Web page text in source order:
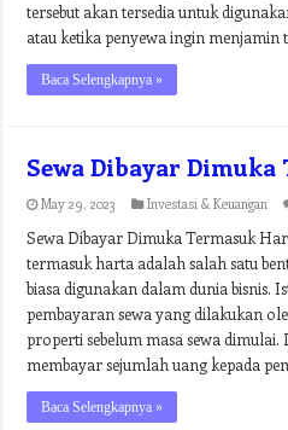
tersebut akan tersedia untuk
atau ketika penyewa ingin menjamin
Baca Selengkapnya »
Sewa Dibayar
May 29, 2023 Investasi & Keuangan
Sewa Dibayar Dimuka Termasuk
termasuk harta adalah salah satu
biasa digunakan dalam dunia bisnis.
pembayaran sewa yang dilakukan
properti sebelum masa sewa
membayar sejumlah uang kepada
Baca Selengkapnya »